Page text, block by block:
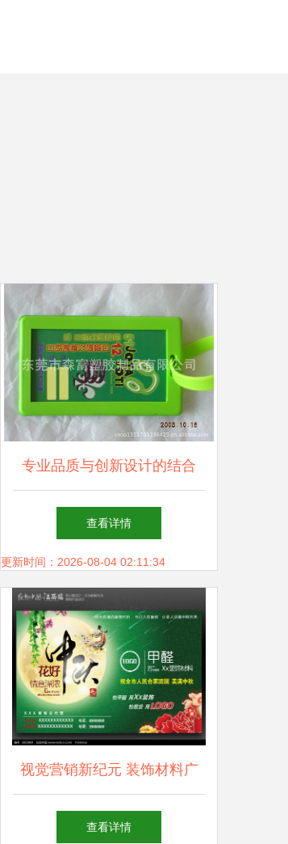
专业品质与创新设计的结合
东莞市森富塑胶制品工厂直销
卡通行李牌与PVC塑胶行李
牌，诚邀义乌代理商免费拿样
查看详情
更新时间：2026-08-04 02:11:34
视觉营销新纪元 装饰材料广
告设计的风格与策略
查看详情